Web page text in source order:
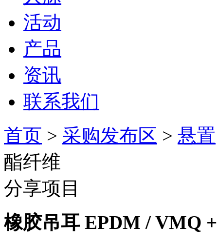
活动
产品
资讯
联系我们
首页 > 采购发布区 > 悬置
酯纤维
分享项目
橡胶吊耳 EPDM / VMQ